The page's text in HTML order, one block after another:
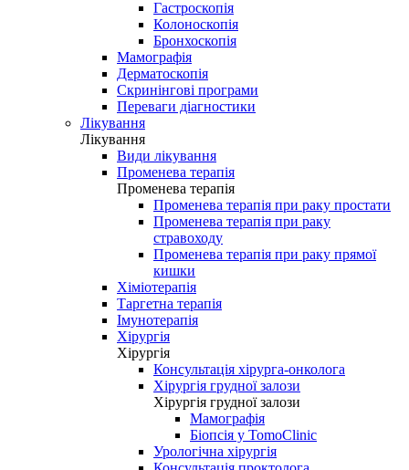
Гастроскопія
Колоноскопія
Бронхоскопія
Мамографія
Дерматоскопія
Скринінгові програми
Переваги діагностики
Лікування
Лікування
Види лікування
Променева терапія
Променева терапія
Променева терапія при раку простати
Променева терапія при раку
стравоходу
Променева терапія при раку прямої
кишки
Хіміотерапія
Таргетна терапія
Імунотерапія
Хірургія
Хірургія
Консультація хірурга-онколога
Хірургія грудної залози
Хірургія грудної залози
Мамографія
Біопсія у TomoClinic
Урологічна хірургія